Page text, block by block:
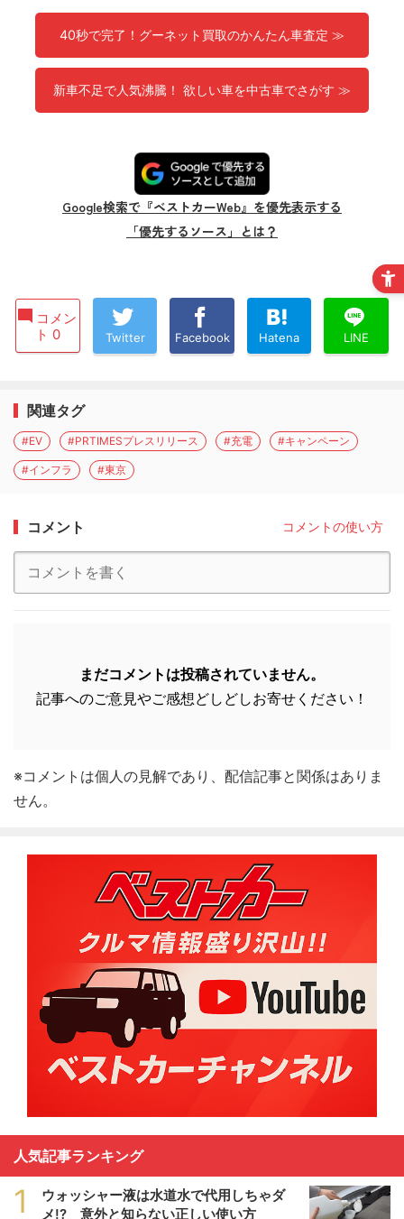
40秒で完了！グーネット買取のかんたん車査定 ≫
新車不足で人気沸騰！ 欲しい車を中古車でさがす ≫
Google検索で『ベストカーWeb』を優先表示する
「優先するソース」とは？
コメン
ト 0
Twitter Facebook Hatena LINE
関連タグ
#EV #PRTIMESプレスリリース #充電 #キャンペーン
#インフラ #東京
コメント コメントの使い方
まだコメントは投稿されていません。
記事へのご意見やご感想どしどしお寄せください！
※コメントは個人の見解であり、配信記事と関係はありま
せん。
人気記事ランキング
1
ウォッシャー液は水道水で代用しちゃダ
メ!? 意外と知らない正しい使い方